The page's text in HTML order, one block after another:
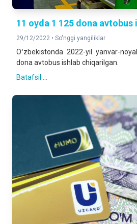
11 oyda 1 125 dona
29/12/2022 • So'nggi yangiliklar
Oʻzbekistonda 2022-yil yanvar-
dona avtobus ishlab chiqarilgan.
Batafsil ...